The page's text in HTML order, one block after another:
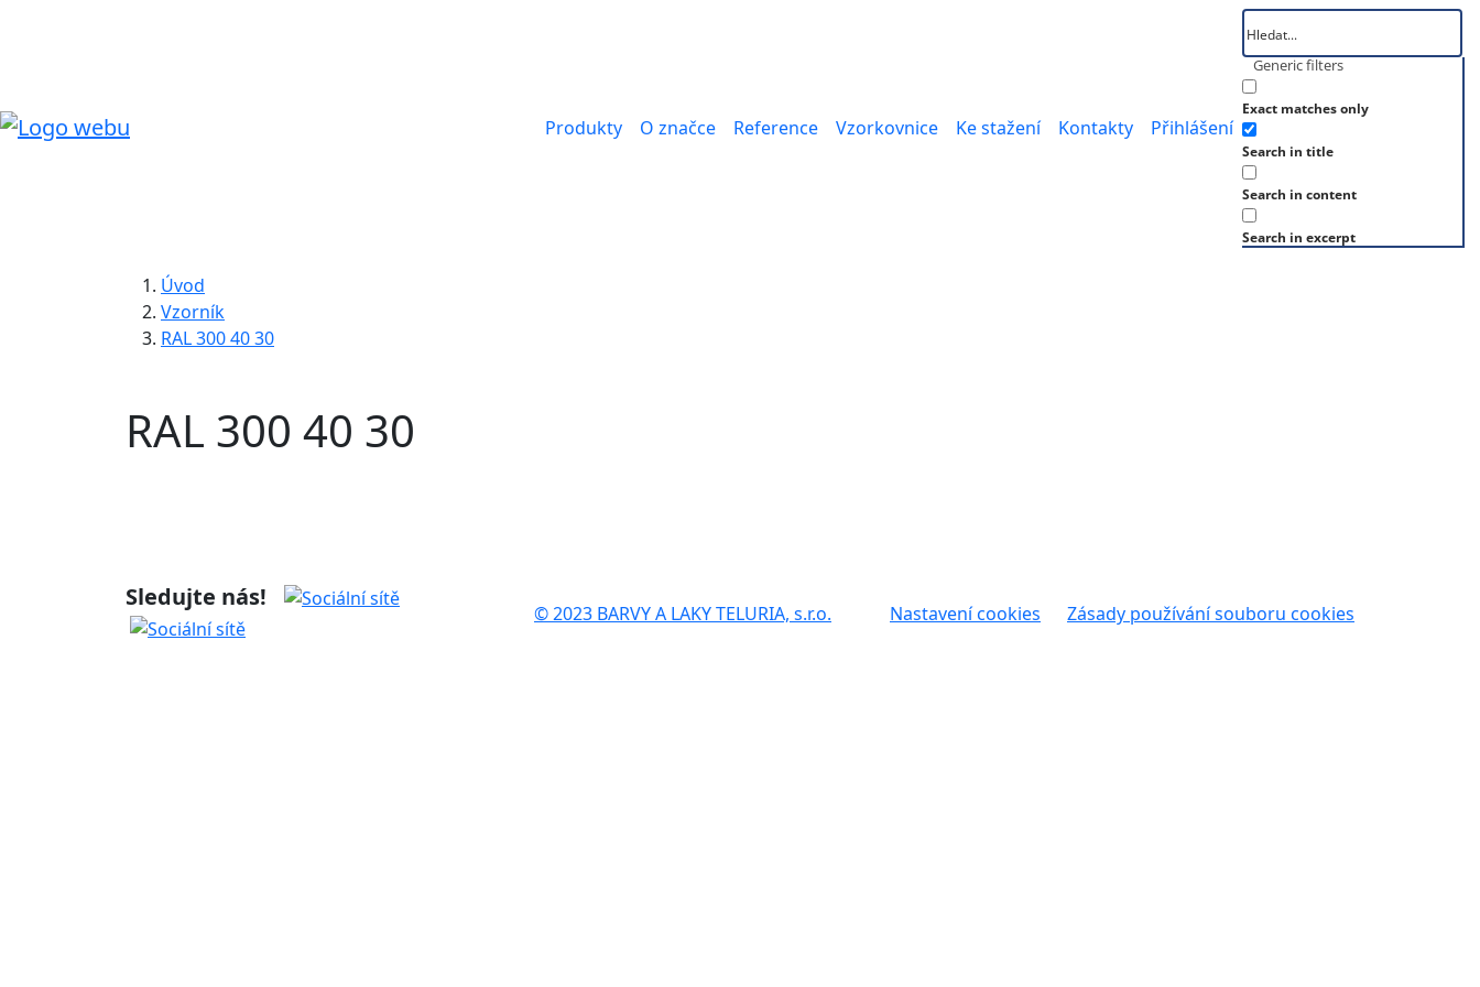
Produkty O značce Reference Vzorkovnice Ke stažení Kontakty Přihlášení
Generic filters
Exact matches only
Search in title
Search in content
Search in excerpt
Úvod
Vzorník
RAL 300 40 30
RAL 300 40 30
Sledujte nás!
© 2023 BARVY A LAKY TELURIA, s.r.o. Nastavení cookies Zásady používání souboru cookies